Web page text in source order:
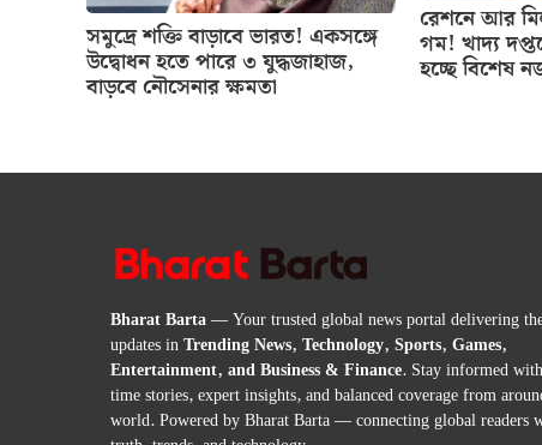
সমুদ্রে শক্তি বাড়াবে ভারত! একসঙ্গে
উদ্বোধন হতে পারে ৩ যুদ্ধজাহাজ,
বাড়বে নৌসেনার ক্ষমতা
রেশনে আর
গম! খাদ্য
হচ্ছে বিশেষ
Bharat Barta— Your trusted global news portal delivering
updates inTrending News, Technology, Sports, Games,
Entertainment, and Business & Finance. Stay informed
time stories, expert insights, and balanced coverage from
world. Powered by Bharat Barta — connecting global readers